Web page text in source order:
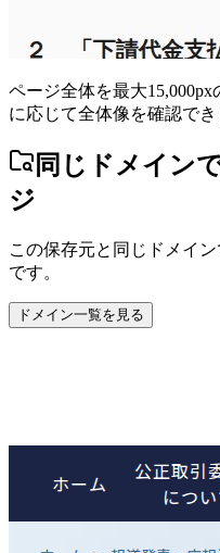
ページ全体を最大
に応じて全体像を確認でき
同じドメイン
ジ
この保存元と同じドメイ
です。
ドメイン一覧を見る